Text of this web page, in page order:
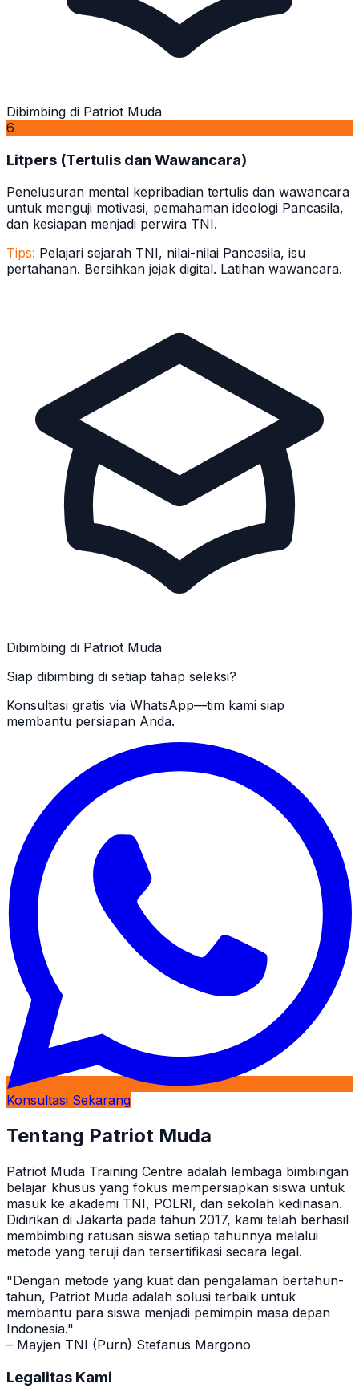
Dibimbing di Patriot Muda
6
Litpers (Tertulis dan Wawancara)
Penelusuran mental kepribadian tertulis dan wawancara
untuk menguji motivasi, pemahaman ideologi Pancasila,
dan kesiapan menjadi perwira TNI.
Tips: Pelajari sejarah TNI, nilai-nilai Pancasila, isu
pertahanan. Bersihkan jejak digital. Latihan wawancara.
Dibimbing di Patriot Muda
Siap dibimbing di setiap tahap seleksi?
Konsultasi gratis via WhatsApp—tim kami siap
membantu persiapan Anda.
Konsultasi Sekarang
Tentang Patriot Muda
Patriot Muda Training Centre adalah lembaga bimbingan
belajar khusus yang fokus mempersiapkan siswa untuk
masuk ke akademi TNI, POLRI, dan sekolah kedinasan.
Didirikan di Jakarta pada tahun 2017, kami telah berhasil
membimbing ratusan siswa setiap tahunnya melalui
metode yang teruji dan tersertifikasi secara legal.
"Dengan metode yang kuat dan pengalaman bertahun-
tahun, Patriot Muda adalah solusi terbaik untuk
membantu para siswa menjadi pemimpin masa depan
Indonesia."
– Mayjen TNI (Purn) Stefanus Margono
Legalitas Kami